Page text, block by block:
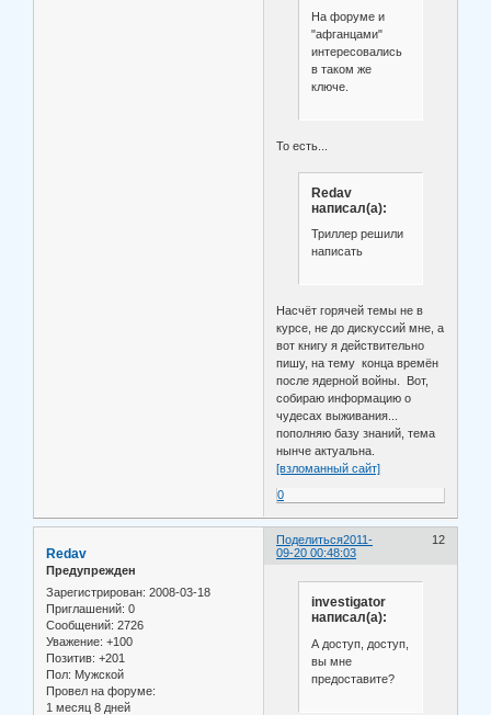
На форуме и
"афганцами"
интересовались
в таком же
ключе.
То есть...
Redav
написал(а):
Триллер решили
написать
Насчёт горячей темы не в
курсе, не до дискуссий мне, а
вот книгу я действительно
пишу, на тему конца времён
после ядерной войны. Вот,
собираю информацию о
чудесах выживания...
пополняю базу знаний, тема
нынче актуальна.
[взломанный сайт]
0
Поделиться 12
2011-
09-20 00:48:03
Redav
Предупрежден
Зарегистрирован: 2008-03-18
Приглашений: 0
Сообщений: 2726
Уважение: +100
Позитив: +201
Пол: Мужской
Провел на форуме:
1 месяц 8 дней
investigator
написал(а):
А доступ, доступ,
вы мне
предоставите?